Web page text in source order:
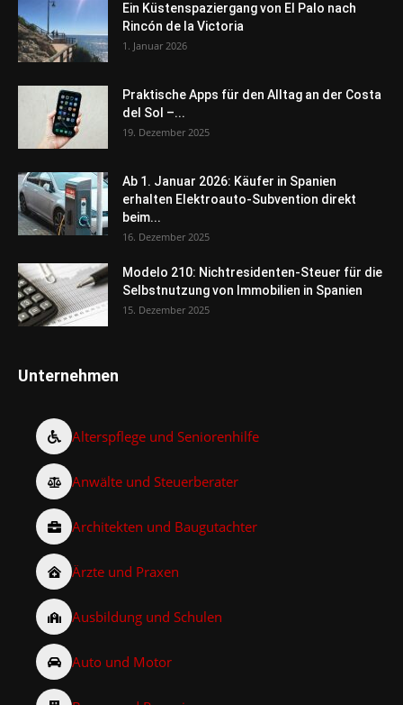
Ein Küstenspaziergang von El Palo nach
Rincón de la Victoria
1. Januar 2026
Praktische Apps für den Alltag an der Costa
del Sol –...
19. Dezember 2025
Ab 1. Januar 2026: Käufer in Spanien
erhalten Elektroauto-Subvention direkt
beim...
16. Dezember 2025
Modelo 210: Nichtresidenten-Steuer für die
Selbstnutzung von Immobilien in Spanien
15. Dezember 2025
Unternehmen
Alterspflege und Seniorenhilfe
Anwälte und Steuerberater
Architekten und Baugutachter
Ärzte und Praxen
Ausbildung und Schulen
Auto und Motor